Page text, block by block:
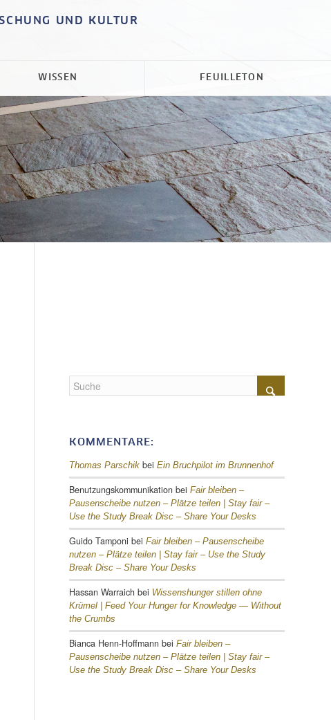
UND KULTUR
WISSEN FEUILLETON
KOMMENTARE:
Thomas Parschik bei Ein Bruchpilot im Brunnenhof
Benutzungskommunikation bei Fair bleiben –
Pausenscheibe nutzen – Plätze teilen | Stay fair –
Use the Study Break Disc – Share Your Desks
Guido Tamponi bei Fair bleiben – Pausenscheibe
nutzen – Plätze teilen | Stay fair – Use the Study
Break Disc – Share Your Desks
Hassan Warraich bei Wissenshunger stillen ohne
Krümel | Feed Your Hunger for Knowledge — Without
the Crumbs
Bianca Henn-Hoffmann bei Fair bleiben –
Pausenscheibe nutzen – Plätze teilen | Stay fair –
Use the Study Break Disc – Share Your Desks